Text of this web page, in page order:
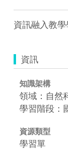
資訊融入教
資訊
知識架構
領域：自然
學習階段：
資源類型
學習單